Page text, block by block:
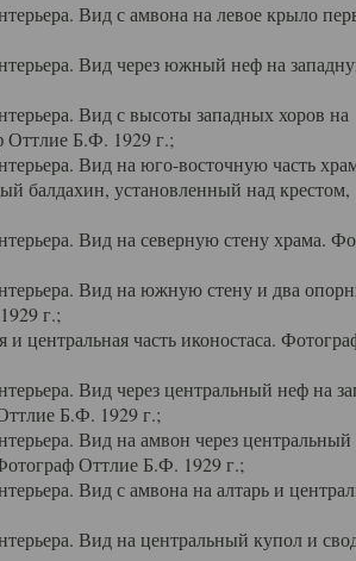
Вид с амвона на левое крыло
Вид через южный неф на
Вид с высоты западных хоров на
Оттлие Б.Ф. 1929 г.;
Вид на юго-восточную часть
балдахин, установленный над крестом,
Вид на северную стену храма.
Вид на южную стену и два
г.;
часть иконостаса.
Вид через центральный неф на
Б.Ф. 1929 г.;
Вид на амвон через центральный
Оттлие Б.Ф. 1929 г.;
Вид с амвона на алтарь и
Вид на центральный купол и